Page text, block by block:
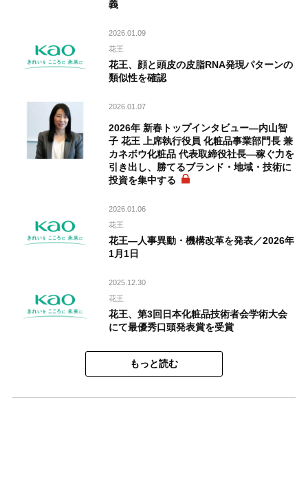
義
2026.01.09
花王
花王、顔と頭皮の皮脂RNA発現パターンの
類似性を確認
2026.01.07
2026年 新春トップインタビュー―内山智
子 花王 上席執行役員 化粧品事業部門長 兼
カネボウ化粧品 代表取締役社長―稼ぐ力を
引き出し、勝てるブランド・地域・技術に
投資を集中する
2026.01.06
花王
花王―人事異動・機構改革を発表／2026年
1月1日
2025.12.30
花王
花王、第3回日本化粧品技術者会学術大会
にて最優秀口頭発表賞を受賞
もっと読む